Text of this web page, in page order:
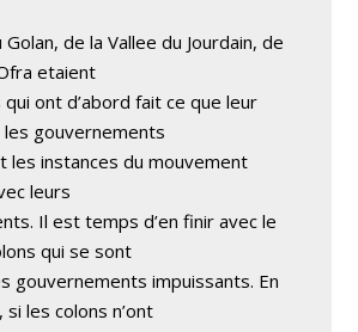
de la Vallee du Jourdain, de
etaient
ont d’abord fait ce que leur
gouvernements
les instances du mouvement
leurs
Il est temps d’en finir avec le
qui se sont
gouvernements impuissants. En
les colons n’ont